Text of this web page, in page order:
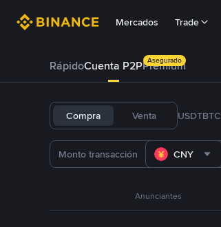
Mercados Trade
RápidoCuenta P2PPrémium
Asegurado
Compra Venta USDTBTC
CNY
Anunciantes